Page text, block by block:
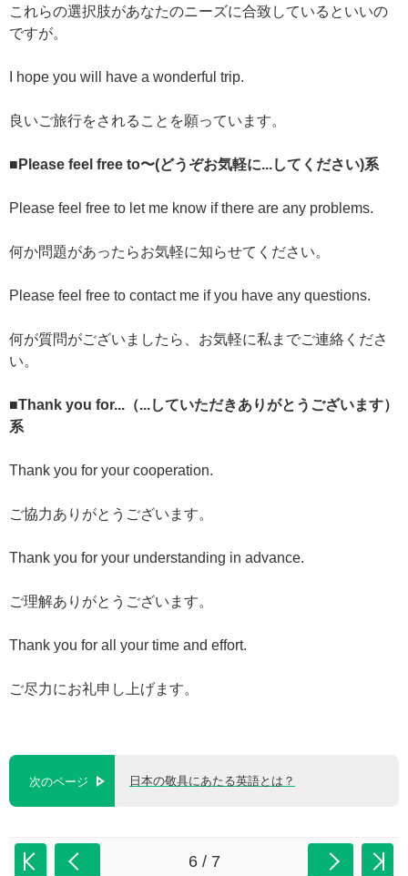
これらの選択肢があなたのニーズに合致しているといいの
ですが。
I hope you will have a wonderful trip.
良いご旅行をされることを願っています。
■Please feel free to〜(どうぞお気軽に...してください)系
Please feel free to let me know if there are any problems.
何か問題があったらお気軽に知らせてください。
Please feel free to contact me if you have any questions.
何が質問がございましたら、お気軽に私までご連絡くださ
い。
■Thank you for...（...していただきありがとうございます）
系
Thank you for your cooperation.
ご協力ありがとうございます。
Thank you for your understanding in advance.
ご理解ありがとうございます。
Thank you for all your time and effort.
ご尽力にお礼申し上げます。
次のページ 日本の敬具にあたる英語とは？
6 / 7